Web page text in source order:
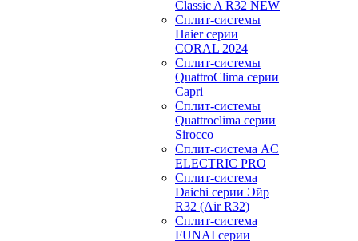
Classic A R32 NEW
Сплит-системы
Haier cерии
CORAL 2024
Сплит-системы
QuattroClima серии
Capri
Сплит-системы
Quattroclima серии
Sirocco
Сплит-система AC
ELECTRIC PRO
Сплит-система
Daichi серии Эйр
R32 (Air R32)
Сплит-система
FUNAI серии